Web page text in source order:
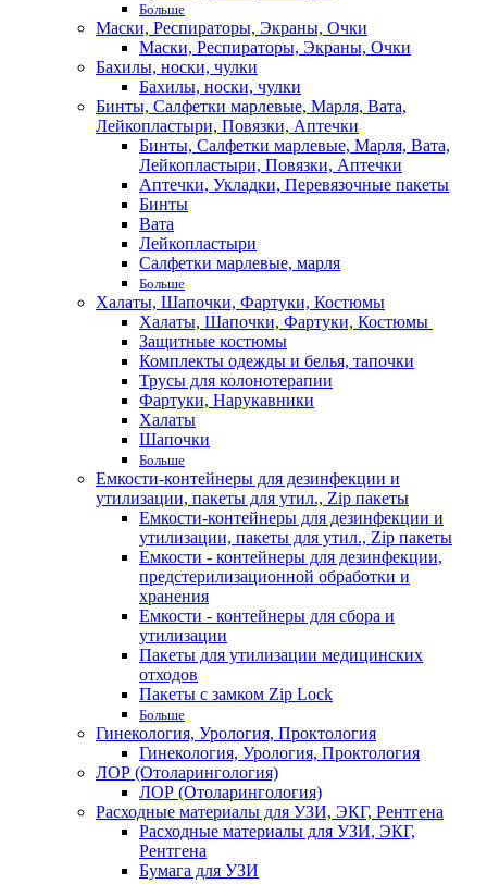
Больше
Маски, Респираторы, Экраны, Очки
Маски, Респираторы, Экраны, Очки
Бахилы, носки, чулки
Бахилы, носки, чулки
Бинты, Салфетки марлевые, Марля, Вата,
Лейкопластыри, Повязки, Аптечки
Бинты, Салфетки марлевые, Марля, Вата,
Лейкопластыри, Повязки, Аптечки
Аптечки, Укладки, Перевязочные пакеты
Бинты
Вата
Лейкопластыри
Салфетки марлевые, марля
Больше
Халаты, Шапочки, Фартуки, Костюмы
Халаты, Шапочки, Фартуки, Костюмы
Защитные костюмы
Комплекты одежды и белья, тапочки
Трусы для колонотерапии
Фартуки, Нарукавники
Халаты
Шапочки
Больше
Емкости-контейнеры для дезинфекции и
утилизации, пакеты для утил., Zip пакеты
Емкости-контейнеры для дезинфекции и
утилизации, пакеты для утил., Zip пакеты
Емкости - контейнеры для дезинфекции,
предстерилизационной обработки и
хранения
Емкости - контейнеры для сбора и
утилизации
Пакеты для утилизации медицинских
отходов
Пакеты с замком Zip Lock
Больше
Гинекология, Урология, Проктология
Гинекология, Урология, Проктология
ЛОР (Отоларингология)
ЛОР (Отоларингология)
Расходные материалы для УЗИ, ЭКГ, Рентгена
Расходные материалы для УЗИ, ЭКГ,
Рентгена
Бумага для УЗИ